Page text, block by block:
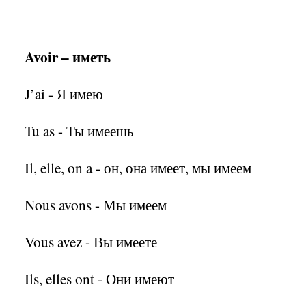
Avoir –иметь
J’ai - Я имею
Tu as - Ты имеешь
Il, elle, on a - он, она имеет, мы имеем
Nous avons - Мы имеем
Vous avez - Вы имеете
Ils, elles ont - Они имеют